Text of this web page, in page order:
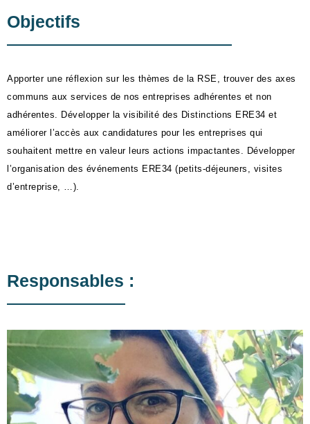
Objectifs
Apporter une réflexion sur les thèmes de la RSE, trouver des axes
communs aux services de nos entreprises adhérentes et non
adhérentes. Développer la visibilité des Distinctions ERE34 et
améliorer l’accès aux candidatures pour les entreprises qui
souhaitent mettre en valeur leurs actions impactantes. Développer
l’organisation des événements ERE34 (petits-déjeuners, visites
d’entreprise, …).
Responsables :